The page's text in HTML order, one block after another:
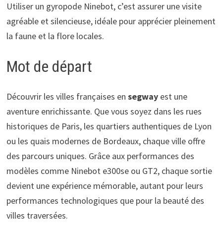
Utiliser un gyropode Ninebot, c’est assurer une visite
agréable et silencieuse, idéale pour apprécier pleinement
la faune et la flore locales.
Mot de départ
Découvrir les villes françaises en segwayest une
aventure enrichissante. Que vous soyez dans les rues
historiques de Paris, les quartiers authentiques de Lyon
ou les quais modernes de Bordeaux, chaque ville offre
des parcours uniques. Grâce aux performances des
modèles comme Ninebot e300se ou GT2, chaque sortie
devient une expérience mémorable, autant pour leurs
performances technologiques que pour la beauté des
villes traversées.